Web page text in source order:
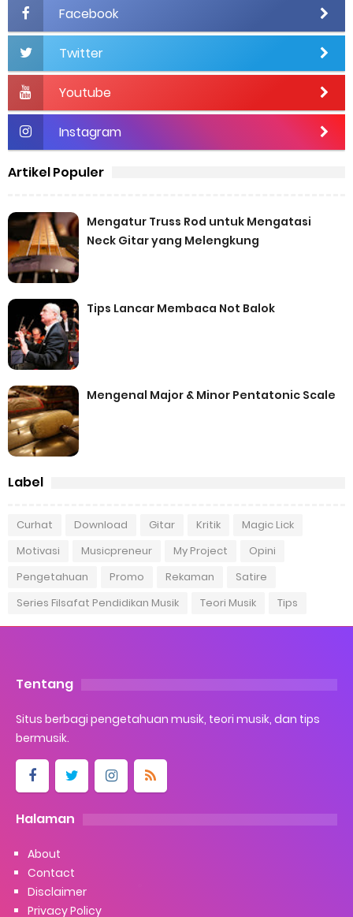
Facebook
Twitter
Youtube
Instagram
Artikel Populer
Mengatur Truss Rod untuk Mengatasi
Neck Gitar yang Melengkung
Tips Lancar Membaca Not Balok
Mengenal Major & Minor Pentatonic Scale
Label
Curhat Download Gitar Kritik
Magic Lick
Motivasi
Musicpreneur My Project
Opini
Pengetahuan
Promo Rekaman
Satire
Series Filsafat Pendidikan Musik
Teori Musik Tips
Tentang
Situs berbagi pengetahuan musik, teori musik, dan tips
bermusik.
Halaman
About
Contact
Disclaimer
Privacy Policy